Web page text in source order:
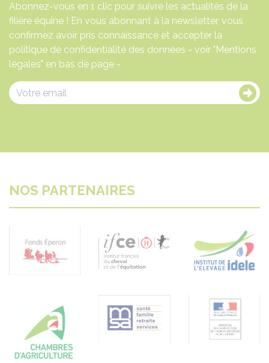
Abonnez-vous en 1 clic pour suivre les actualités de la
filière équine ! En vous abonnant à la newsletter, vous
confirmez avoir pris connaissance et accepter la
politique de confidentialité des données - voir "Mentions
légales" en bas de page -
NOS PARTENAIRES